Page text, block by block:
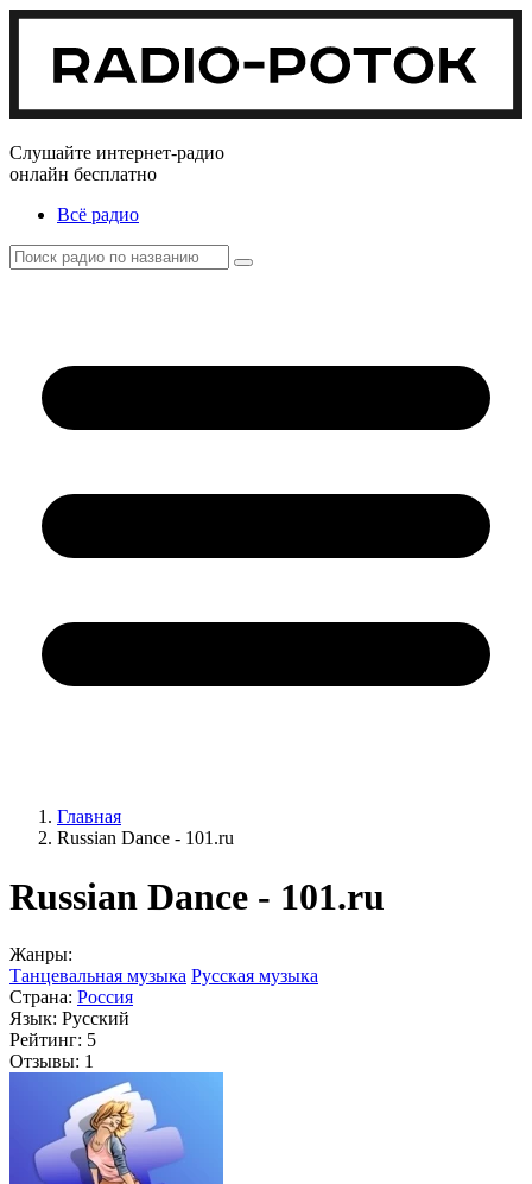
Слушайте интернет-радио
онлайн бесплатно
Всё радио
Главная
Russian Dance - 101.ru
Russian Dance - 101.ru
Жанры:
Танцевальная музыка Русская музыка
Страна: Россия
Язык: Русский
Рейтинг: 5
Отзывы: 1